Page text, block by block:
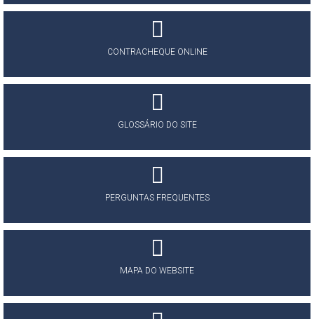
CONTRACHEQUE ONLINE
GLOSSÁRIO DO SITE
PERGUNTAS FREQUENTES
MAPA DO WEBSITE